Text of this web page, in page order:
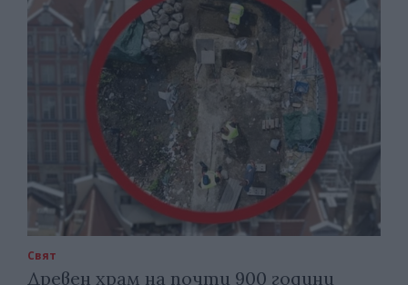
Свят
Древен храм на почти 900 години